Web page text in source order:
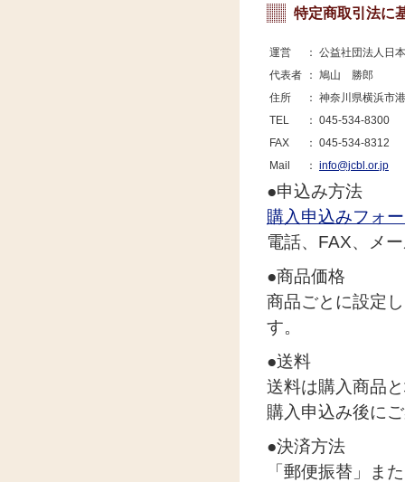
特定商取引法に
運営
： 公益社団法人日
代表者
： 鳩山 勝郎
住所
： 神奈川県横浜市
TEL
： 045-534-8300
FAX
： 045-534-8312
Mail
： info@jcbl.or.jp
●申込み方法
購入申込みフォ
電話、FAX、メ
●商品価格
商品ごとに設定
す。
●送料
送料は購入商品
購入申込み後に
●決済方法
「郵便振替」ま